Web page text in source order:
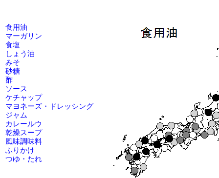
食用油
マーガリン
食塩
しょう油
みそ
砂糖
酢
ソース
ケチャップ
マヨネーズ・ドレッシング
ジャム
カレールウ
乾燥スープ
風味調味料
ふりかけ
つゆ・たれ